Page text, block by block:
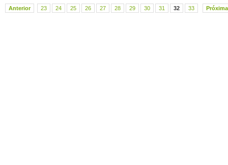
Anterior 23 24 25 26 27 28 29 30 31 32 33 Próxima